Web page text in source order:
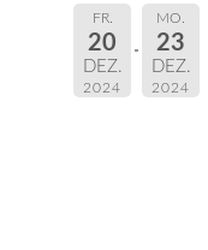
FR.
20
DEZ.
2024
MO.
23
DEZ.
2024